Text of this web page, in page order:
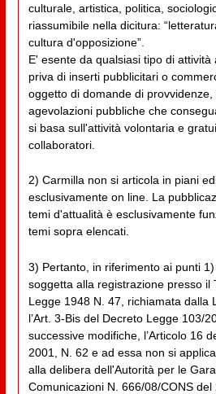
culturale, artistica, politica,
riassumibile nella dicitura:
cultura d'opposizione”.
E' esente da qualsiasi tipo di
priva di inserti pubblicitari o
oggetto di domande di provvidenze,
agevolazioni pubbliche che
si basa sull'attività volontaria e
collaboratori.
2) Carmilla non si articola in piani
esclusivamente on line. La
temi d'attualità è esclusivamente
temi sopra elencati.
3) Pertanto, in riferimento ai punti
soggetta alla registrazione presso il
Legge 1948 N. 47, richiamata dalla
l’Art. 3-Bis del Decreto Legge 103/
successive modifiche, l’Articolo 16
2001, N. 62 e ad essa non si
alla delibera dell'Autorità per le
Comunicazioni N. 666/08/CONS